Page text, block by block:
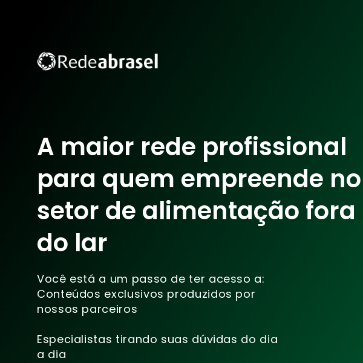
A maior rede profissional
para quem empreende no
setor de alimentação fora
do lar
Você está a um passo de ter acesso a:
Conteúdos exclusivos produzidos por
nossos parceiros
Especialistas tirando suas dúvidas do dia
a dia